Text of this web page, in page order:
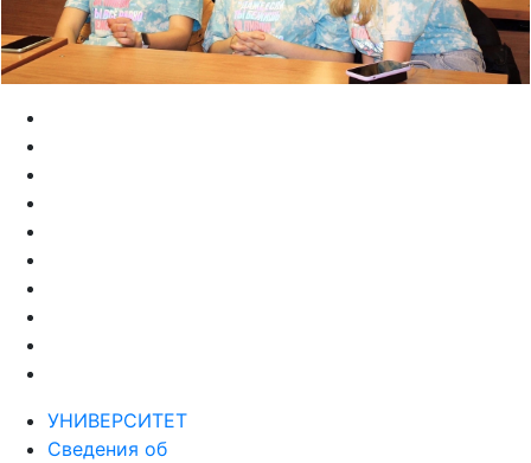
УНИВЕРСИТЕТ
Сведения об